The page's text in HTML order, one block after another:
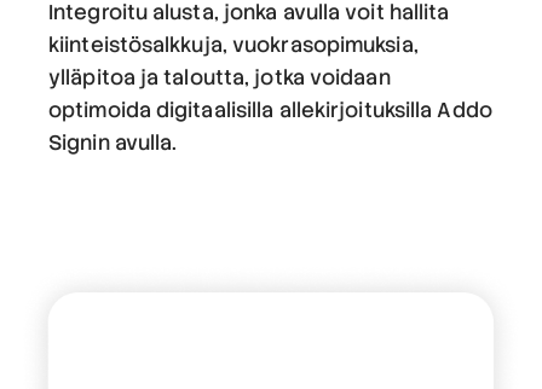
Integroitu alusta, jonka avulla voit hallita
kiinteistösalkkuja, vuokrasopimuksia,
ylläpitoa ja taloutta, jotka voidaan
optimoida digitaalisilla allekirjoituksilla Addo
Signin avulla.